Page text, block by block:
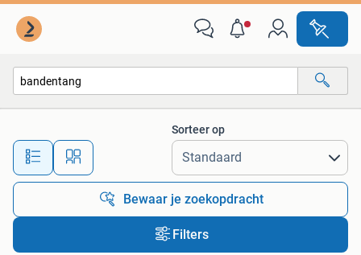
Alle afstanden…
Sorteer op
Bewaar je zoekopdracht
Filters